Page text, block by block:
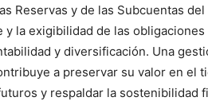
Reservas y de las Subcuentas
y la exigibilidad de las
y diversificación. Una
a preservar su valor en el
y respaldar la sostenibilidad